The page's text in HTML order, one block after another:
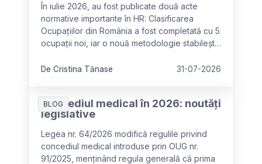
În iulie 2026, au fost publicate două acte
normative importante în HR: Clasificarea
Ocupațiilor din România a fost completată cu 5
ocupații noi, iar o nouă metodologie stabilește
deficitare în vederea recrutării lucrătorilor
oportunități pentru planificarea forței de
muncă.
De Cristina Tănase 31-07-2026
BLOG
Concediul medical în 2026: noutăți
legislative
Legea nr. 64/2026 modifică regulile privind
concediul medical introduse prin OUG nr.
91/2025, menținând regula generală că prima